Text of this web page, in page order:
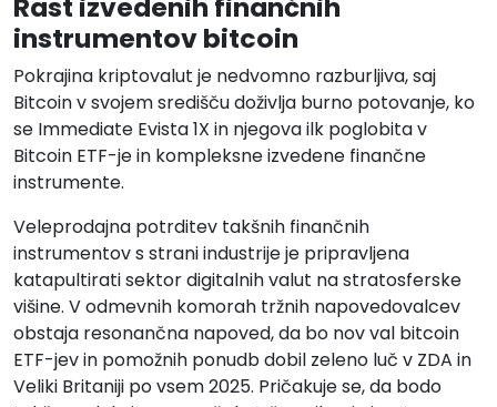
instrumentov bitcoin
Pokrajina kriptovalut je nedvomno razburljiva, saj
Bitcoin v svojem središču doživlja burno potovanje, ko
se Immediate Evista 1X in njegova ilk poglobita v
Bitcoin ETF-je in kompleksne izvedene finančne
instrumente.
Veleprodajna potrditev takšnih finančnih
instrumentov s strani industrije je pripravljena
katapultirati sektor digitalnih valut na stratosferske
višine. V odmevnih komorah tržnih napovedovalcev
obstaja resonančna napoved, da bo nov val bitcoin
ETF-jev in pomožnih ponudb dobil zeleno luč v ZDA in
Veliki Britaniji po vsem 2025. Pričakuje se, da bodo